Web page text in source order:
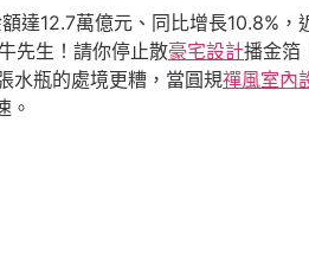
達12.7萬億元、同比增長10.8%
先生！請你停止散豪宅設計播金箔
水瓶的處境更糟，當圓規禪風室內
。